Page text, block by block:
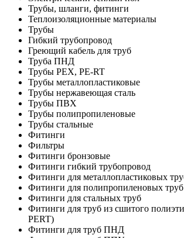
Трубы, шланги, фитинги
Теплоизоляционные материалы
Трубы
Гибкий трубопровод
Греющий кабель для труб
Труба ПНД
Трубы PEX, PE-RT
Трубы металлопластиковые
Трубы нержавеющая сталь
Трубы ПВХ
Трубы полипропиленовые
Трубы стальные
Фитинги
Фильтры
Фитинги бронзовые
Фитинги гибкий трубопровод
Фитинги для металлопластиковых
Фитинги для полипропиленовых труб
Фитинги для стальных труб
Фитинги для труб из сшитого
PERT)
Фитинги для труб ПНД